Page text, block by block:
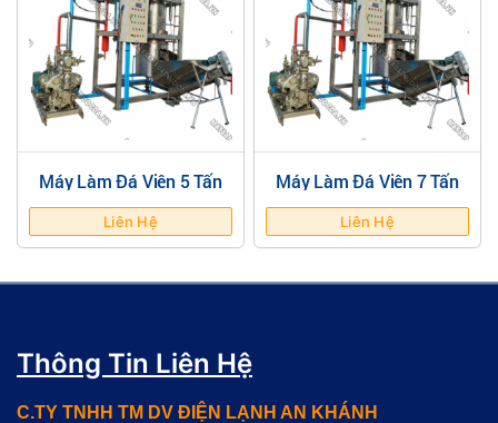
Máy Làm Đá Viên 5 Tấn
Liên Hệ
Máy Làm Đá Viên 7 Tấn
Liên Hệ
Thông Tin Liên Hệ
C.TY TNHH TM DV ĐIỆN LẠNH AN KHÁNH